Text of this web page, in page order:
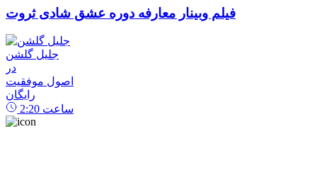
فیلم وبینار معارفه دوره عشق شادی ثروت
جلیل گلشن
در
اصول موفقیت
رایگان
2:20 ساعت